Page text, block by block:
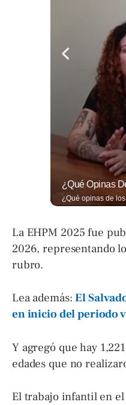
La EHPM 2025 fue
2026, representando
rubro.
Lea además:El
en inicio del periodo
Y agregó que hay
edades que no
El trabajo infantil en el